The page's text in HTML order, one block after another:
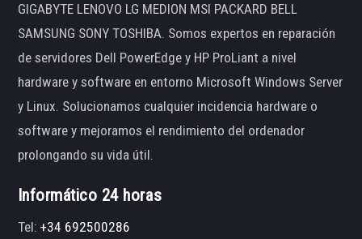
GIGABYTE LENOVO LG MEDION MSI PACKARD BELL
SAMSUNG SONY TOSHIBA. Somos expertos en reparación
de servidores Dell PowerEdge y HP ProLiant a nivel
hardware y software en entorno Microsoft Windows Server
y Linux. Solucionamos cualquier incidencia hardware o
software y mejoramos el rendimiento del ordenador
prolongando su vida útil.
Informático 24 horas
Tel:+34 692500286